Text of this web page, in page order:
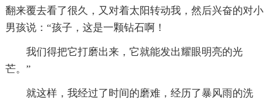
翻来覆去看了很久，又对着太阳转动我，然后兴奋的对小
男孩说：“孩子，这是一颗钻石啊！
我们得把它打磨出来，它就能发出耀眼明亮的光
芒。”
就这样，我经过了时间的磨难，经历了暴风雨的洗